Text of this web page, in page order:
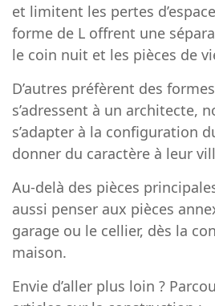
et limitent les pertes
forme de L offrent une
le coin nuit et les pièces de
D’autres préfèrent des
s’adressent à un architecte,
s’adapter à la configuration
donner du caractère à leur
Au-delà des pièces
aussi penser aux pièces
garage ou le cellier, dès la
maison.
Envie d’aller plus loin ?